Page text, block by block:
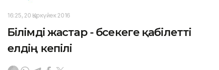
16:25, 20 Қыркүйек 2016
Білімді жастар - бәсекеге қабілетті
елдің кепілі